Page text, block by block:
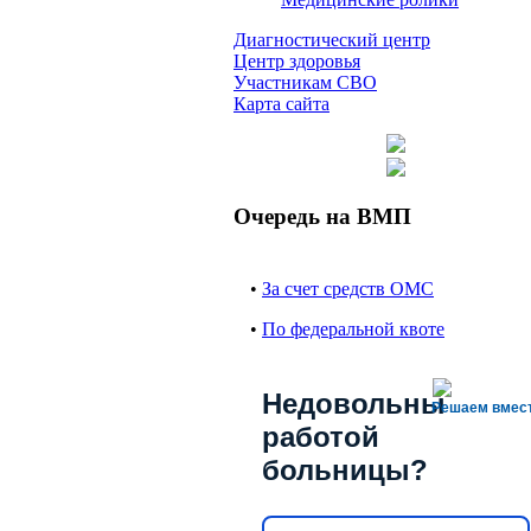
Диагностический центр
Центр здоровья
Участникам СВО
Карта сайта
Очередь на ВМП
• За счет средств ОМС
• По федеральной квоте
Решаем
Недовольны
работой
больницы?